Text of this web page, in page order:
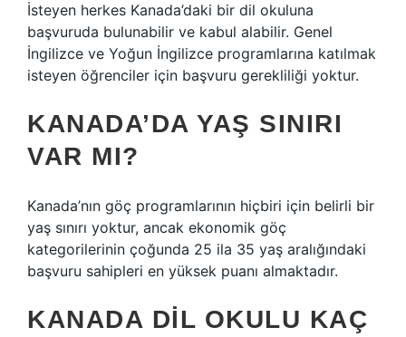
İsteyen herkes Kanada’daki bir dil okuluna
başvuruda bulunabilir ve kabul alabilir. Genel
İngilizce ve Yoğun İngilizce programlarına katılmak
isteyen öğrenciler için başvuru gerekliliği yoktur.
KANADA’DA YAŞ SINIRI
VAR MI?
Kanada’nın göç programlarının hiçbiri için belirli bir
yaş sınırı yoktur, ancak ekonomik göç
kategorilerinin çoğunda 25 ila 35 yaş aralığındaki
başvuru sahipleri en yüksek puanı almaktadır.
KANADA DIL OKULU KAÇ